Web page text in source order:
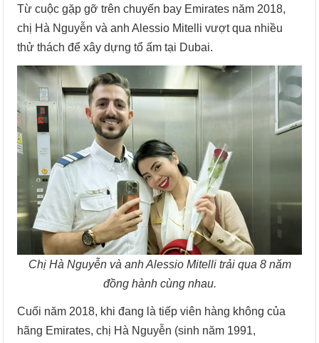
Từ cuộc gặp gỡ trên chuyến bay Emirates năm 2018,
chị Hà Nguyễn và anh Alessio Mitelli vượt qua nhiều
thử thách để xây dựng tổ ấm tại Dubai.
Chị Hà Nguyễn và anh Alessio Mitelli trải qua 8 năm
đồng hành cùng nhau.
Cuối năm 2018, khi đang là tiếp viên hàng không của
hãng Emirates, chị Hà Nguyễn (sinh năm 1991,